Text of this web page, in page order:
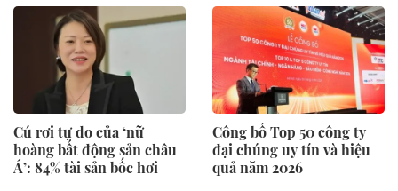
Cú rơi tự do của ‘nữ
hoàng bất động sản châu
Á’: 84% tài sản bốc hơi
Công bố Top 50 công ty
đại chúng uy tín và hiệu
quả năm 2026